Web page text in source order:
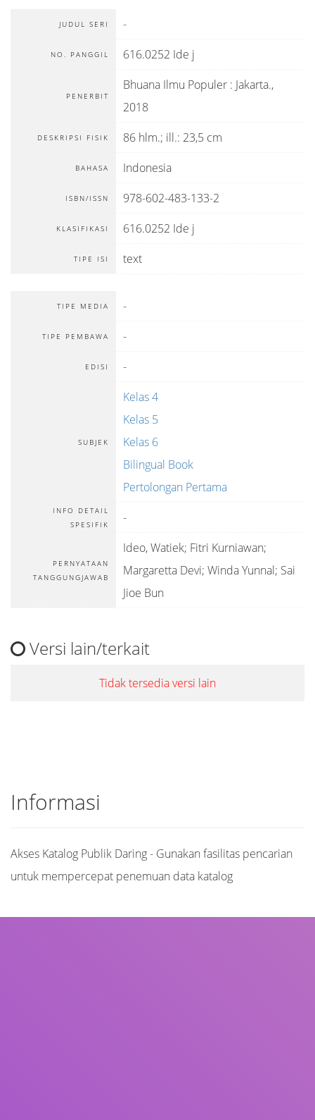
JUDUL SERI -
NO. PANGGIL 616.0252 Ide j
PENERBIT
Bhuana Ilmu Populer : Jakarta.,
2018
DESKRIPSI FISIK 86 hlm.; ill.: 23,5 cm
BAHASA Indonesia
ISBN/ISSN 978-602-483-133-2
KLASIFIKASI 616.0252 Ide j
TIPE ISI text
TIPE MEDIA -
TIPE PEMBAWA -
EDISI -
SUBJEK
Kelas 4
Kelas 5
Kelas 6
Bilingual Book
Pertolongan Pertama
INFO DETAIL
SPESIFIK
-
PERNYATAAN
TANGGUNGJAWAB
Ideo, Watiek; Fitri Kurniawan;
Margaretta Devi; Winda Yunnal; Sai
Jioe Bun
Versi lain/terkait
Tidak tersedia versi lain
Informasi
Akses Katalog Publik Daring - Gunakan fasilitas pencarian
untuk mempercepat penemuan data katalog